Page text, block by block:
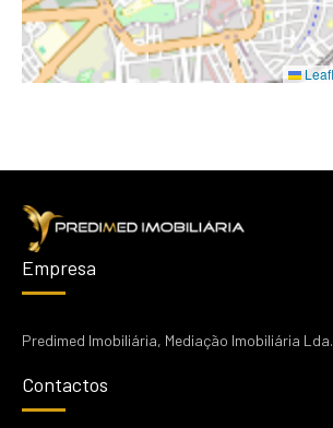
Empresa
Predimed Imobiliária, Mediação Imobiliária Lda.
Contactos